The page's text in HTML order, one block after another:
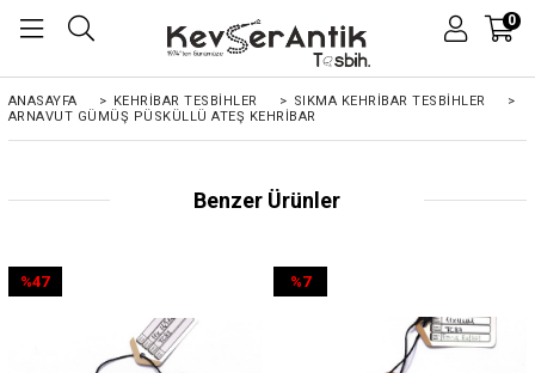
0
ANASAYFA > KEHRIBAR TESBIHLER > SIKMA KEHRİBAR TESBİHLER
>
ARNAVUT GÜMÜŞ PÜSKÜLLÜ ATEŞ KEHRIBAR
Benzer Ürünler
%47
%7